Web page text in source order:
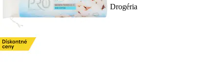
Drogéria